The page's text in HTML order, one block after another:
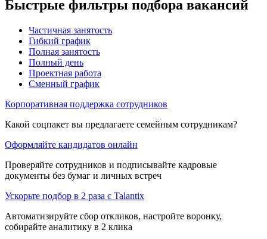
Быстрые фильтры подбора вакансий
Частичная занятость
Гибкий график
Полная занятость
Полный день
Проектная работа
Сменный график
Корпоративная поддержка сотрудников
Какой соцпакет вы предлагаете семейным сотрудникам?
Оформляйте кандидатов онлайн
Проверяйте сотрудников и подписывайте кадровые
документы без бумаг и личных встреч
Ускорьте подбор в 2 раза с Talantix
Автоматизируйте сбор откликов, настройте воронку,
собирайте аналитику в 2 клика